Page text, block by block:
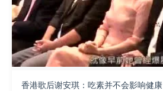
香港歌后谢安琪：吃素并不会影响健康